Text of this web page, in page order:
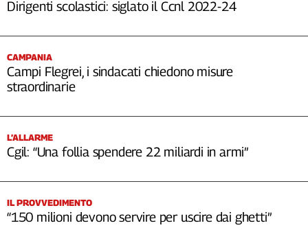
Contatti
redazione
Social
Dirigenti scolastici: siglato il Ccnl 2022-24
CAMPANIA
Campi Flegrei, i sindacati chiedono misure
straordinarie
L’ALLARME
Cgil: “Una follia spendere 22 miliardi in armi”
IL PROVVEDIMENTO
“150 milioni devono servire per uscire dai ghetti”